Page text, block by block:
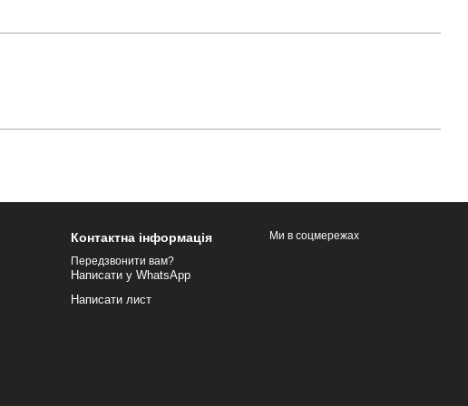
Контактна інформація
Передзвонити вам?
Написати у WhatsApp
Написати лист
Ми в соцмережах